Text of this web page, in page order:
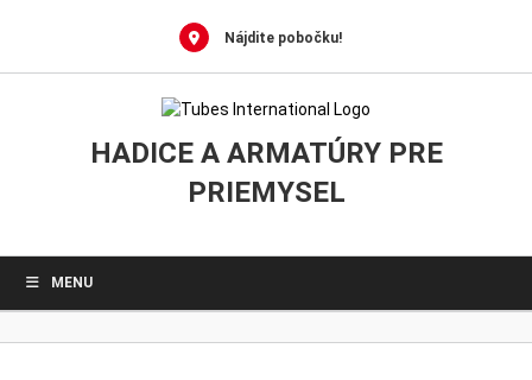
Nájdite pobočku!
HADICE A ARMATÚRY PRE
PRIEMYSEL
MENU